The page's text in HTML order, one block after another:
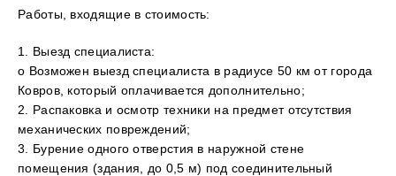
Работы, входящие в стоимость:
1. Выезд специалиста:
o Возможен выезд специалиста в радиусе 50 км от города
Ковров, который оплачивается дополнительно;
2. Распаковка и осмотр техники на предмет отсутствия
механических повреждений;
3. Бурение одного отверстия в наружной стене
помещения (здания, до 0,5 м) под соединительный